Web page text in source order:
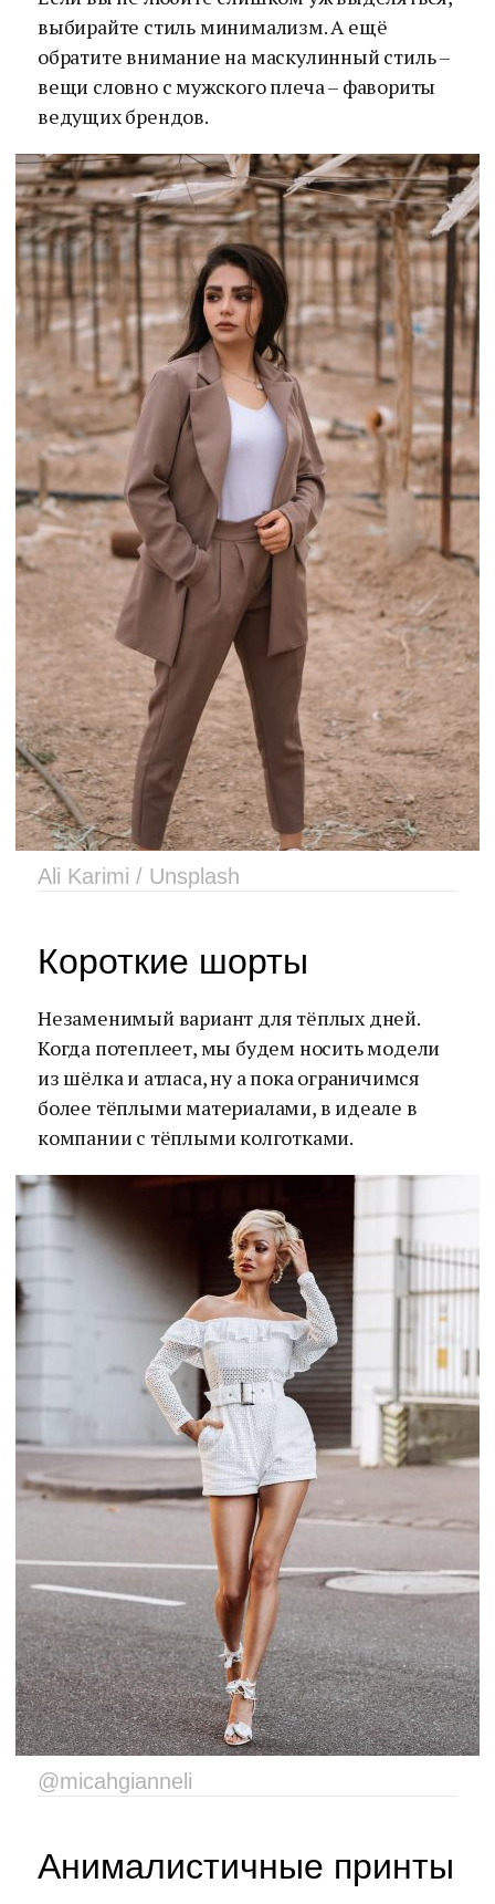
выбирайте стиль минимализм. А ещё
обратите внимание на маскулинный стиль –
вещи словно с мужского плеча – фавориты
ведущих брендов.
Ali Karimi / Unsplash
Короткие шорты
Незаменимый вариант для тёплых дней.
Когда потеплеет, мы будем носить модели
из шёлка и атласа, ну а пока ограничимся
более тёплыми материалами, в идеале в
компании с тёплыми колготками.
@micahgianneli
Анималистичные принты